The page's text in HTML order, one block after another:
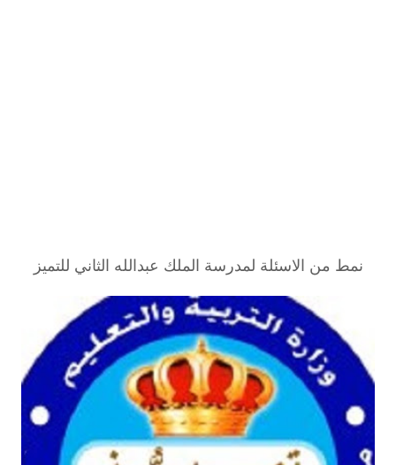
نمط من الاسئلة لمدرسة الملك عبدالله الثاني للتميز